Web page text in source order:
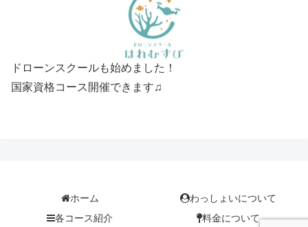
ドローンスクールも始めました！
国家資格コース開催できます♫
ホーム
わっしょいについて
各コース紹介
料金について